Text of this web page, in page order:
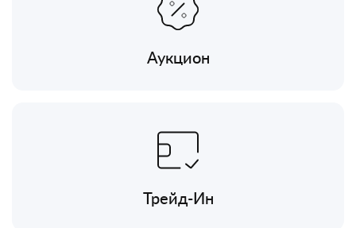
Аукцион
Трейд-Ин